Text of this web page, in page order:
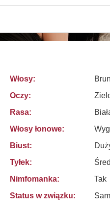
Włosy:
Oczy:
Rasa:
Włosy łonowe:
Biust:
Tyłek:
Nimfomanka:
Tak
Status w związku: